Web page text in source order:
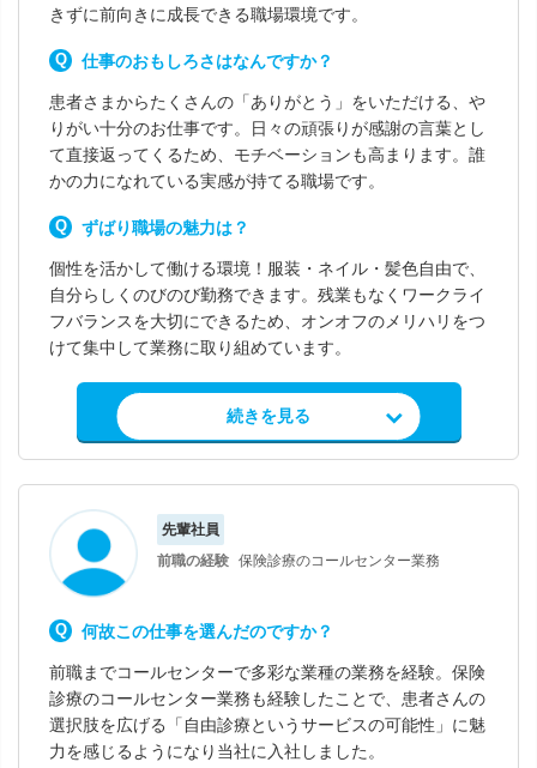
きずに前向きに成長できる職場環境です。
仕事のおもしろさはなんですか？
患者さまからたくさんの「ありがとう」をいただける、や
りがい十分のお仕事です。日々の頑張りが感謝の言葉とし
て直接返ってくるため、モチベーションも高まります。誰
かの力になれている実感が持てる職場です。
ずばり職場の魅力は？
個性を活かして働ける環境！服装・ネイル・髪色自由で、
自分らしくのびのび勤務できます。残業もなくワークライ
フバランスを大切にできるため、オンオフのメリハリをつ
けて集中して業務に取り組めています。
求人情報を見る
続きを見る
先輩社員
前職の経験 保険診療のコールセンター業務
何故この仕事を選んだのですか？
前職までコールセンターで多彩な業種の業務を経験。保険
診療のコールセンター業務も経験したことで、患者さんの
選択肢を広げる「自由診療というサービスの可能性」に魅
力を感じるようになり当社に入社しました。